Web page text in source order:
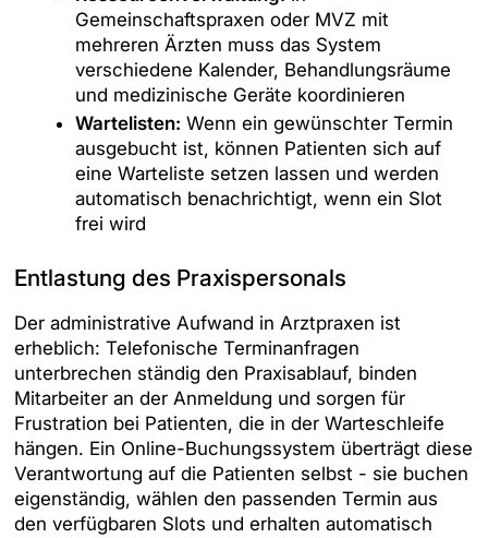
Gemeinschaftspraxen oder MVZ mit
mehreren Ärzten muss das System
verschiedene Kalender, Behandlungsräume
und medizinische Geräte koordinieren
Wartelisten: Wenn ein gewünschter Termin
ausgebucht ist, können Patienten sich auf
eine Warteliste setzen lassen und werden
automatisch benachrichtigt, wenn ein Slot
frei wird
Entlastung des Praxispersonals
Der administrative Aufwand in Arztpraxen ist
erheblich: Telefonische Terminanfragen
unterbrechen ständig den Praxisablauf, binden
Mitarbeiter an der Anmeldung und sorgen für
Frustration bei Patienten, die in der Warteschleife
hängen. Ein Online-Buchungssystem überträgt diese
Verantwortung auf die Patienten selbst - sie buchen
eigenständig, wählen den passenden Termin aus
den verfügbaren Slots und erhalten automatisch